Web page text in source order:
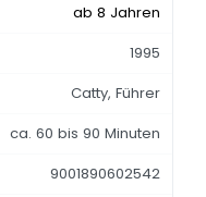
ab 8 Jahren
1995
Catty, Führer
ca. 60 bis 90 Minuten
9001890602542